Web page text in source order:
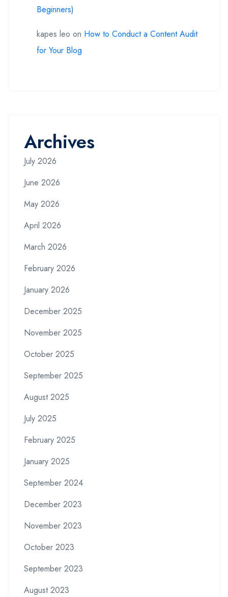
Beginners)
kapes leo on How to Conduct a Content Audit
for Your Blog
Archives
July 2026
June 2026
May 2026
April 2026
March 2026
February 2026
January 2026
December 2025
November 2025
October 2025
September 2025
August 2025
July 2025
February 2025
January 2025
September 2024
December 2023
November 2023
October 2023
September 2023
August 2023